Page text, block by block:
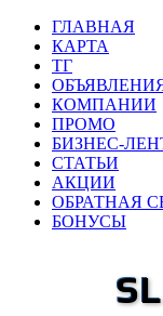
ГЛАВНАЯ
КАРТА
ТГ
КОМПАНИИ
ПРОМО
БИЗНЕС-
СТАТЬИ
АКЦИИ
ОБРАТНАЯ
БОНУСЫ